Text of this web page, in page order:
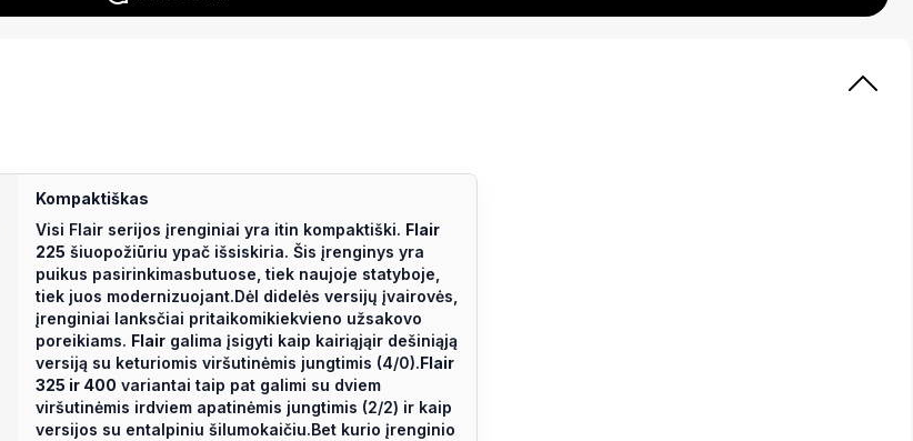
Kompaktiškas
Visi Flair serijos įrenginiai yra itin kompaktiški. Flair
225 šiuopožiūriu ypač išsiskiria. Šis įrenginys yra
puikus pasirinkimasbutuose, tiek naujoje statyboje,
tiek juos modernizuojant.Dėl didelės versijų įvairovės,
įrenginiai lanksčiai pritaikomikiekvieno užsakovo
poreikiams. Flair galima įsigyti kaip kairiąjąir dešiniąją
versiją su keturiomis viršutinėmis jungtimis (4/0).Flair
325 ir 400 variantai taip pat galimi su dviem
viršutinėmis irdviem apatinėmis jungtimis (2/2) ir kaip
versijos su entalpiniu šilumokaičiu.Bet kurio įrenginio